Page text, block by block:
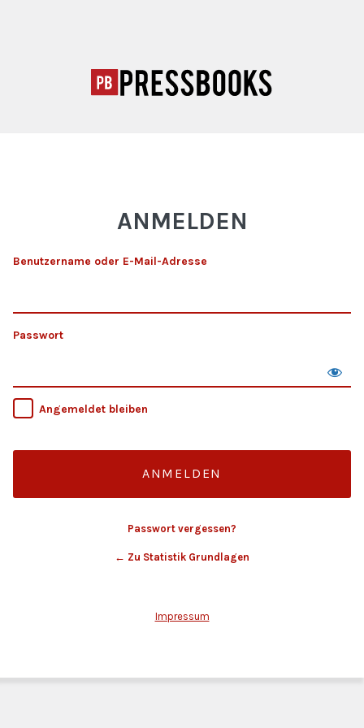
ANMELDEN
Benutzername oder E-Mail-Adresse
Passwort
Angemeldet bleiben
Passwort vergessen?
← Zu Statistik Grundlagen
Impressum